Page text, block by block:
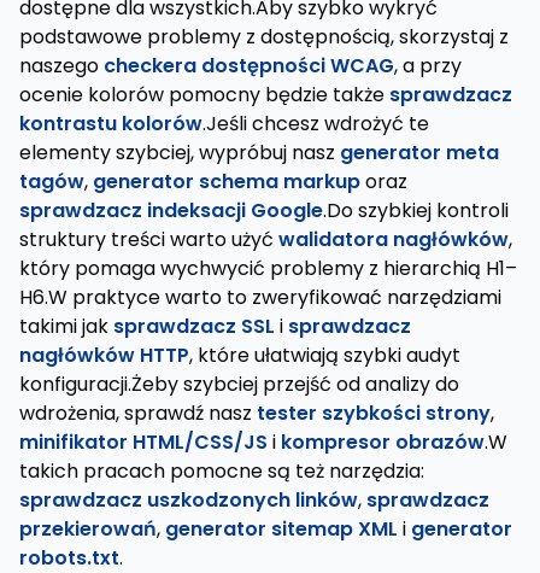
dostępne dla wszystkich.Aby szybko wykryć
podstawowe problemy z dostępnością, skorzystaj z
naszego checkera dostępności WCAG, a przy
ocenie kolorów pomocny będzie także sprawdzacz
kontrastu kolorów.Jeśli chcesz wdrożyć te
elementy szybciej, wypróbuj nasz generator meta
tagów, generator schema markuporaz
sprawdzacz indeksacji Google.Do szybkiej kontroli
struktury treści warto użyć walidatora nagłówków,
który pomaga wychwycić problemy z hierarchią H1–
H6.W praktyce warto to zweryfikować narzędziami
takimi jak sprawdzacz SSL i sprawdzacz
nagłówków HTTP, które ułatwiają szybki audyt
konfiguracji.Żeby szybciej przejść od analizy do
wdrożenia, sprawdź nasz tester szybkości strony,
minifikator HTML/CSS/JS i kompresor obrazów.W
takich pracach pomocne są też narzędzia:
sprawdzacz uszkodzonych linków, sprawdzacz
przekierowań, generator sitemap XML i generator
robots.txt.